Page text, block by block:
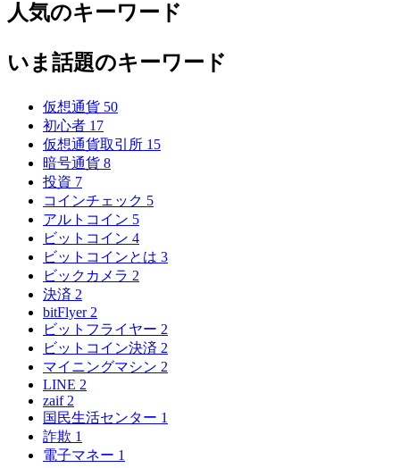
人気のキーワード
いま話題のキーワード
仮想通貨 50
初心者 17
仮想通貨取引所 15
暗号通貨 8
投資 7
コインチェック 5
アルトコイン 5
ビットコイン 4
ビットコインとは 3
ビックカメラ 2
決済 2
bitFlyer 2
ビットフライヤー 2
ビットコイン決済 2
マイニングマシン 2
LINE 2
zaif 2
国民生活センター 1
詐欺 1
電子マネー 1